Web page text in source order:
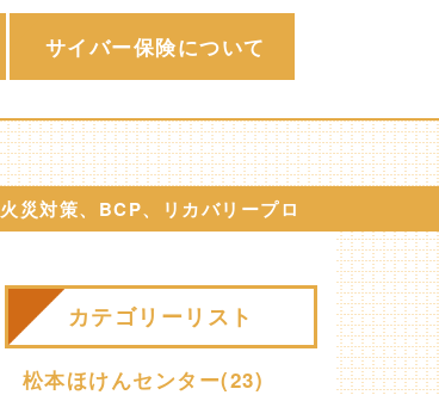
サイバー保険について
火災対策、BCP、リカバリープロ
カテゴリーリスト
松本ほけんセンター(23)